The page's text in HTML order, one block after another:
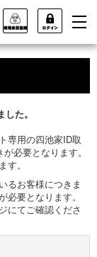
た。
専用の四池家ID取
必要となります。
。
るお客様につきま
要となります。
にてご確認くださ